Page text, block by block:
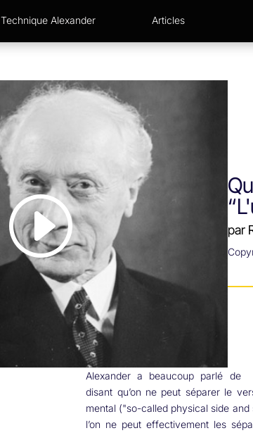
Technique Alexander Articles
par
Alexander a beaucoup parlé de
disant qu’on ne peut séparer le
mental ("so-called physical side
l’on ne peut effectivement les